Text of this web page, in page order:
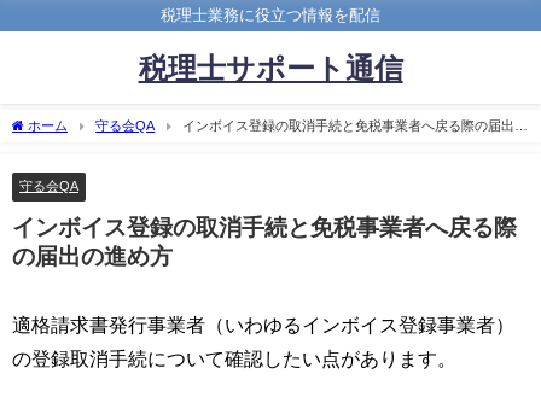
税理士業務に役立つ情報を配信
税理士サポート通信
ホーム 守る会QA
インボイス登録の取消手続と免税事業者へ戻る際の届出の
守る会QA
インボイス登録の取消手続と免税事業者へ戻る際
の届出の進め方
適格請求書発行事業者（いわゆるインボイス登録事業者）
の登録取消手続について確認したい点があります。